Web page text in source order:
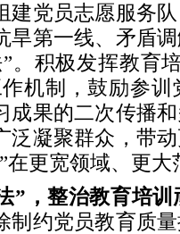
建党员志愿服务
旱第一线、矛盾
。积极发挥教育
机制，鼓励参
成果的二次传播
泛凝聚群众，带
在更宽领域、更
”，整治教育培训
制约党员教育质